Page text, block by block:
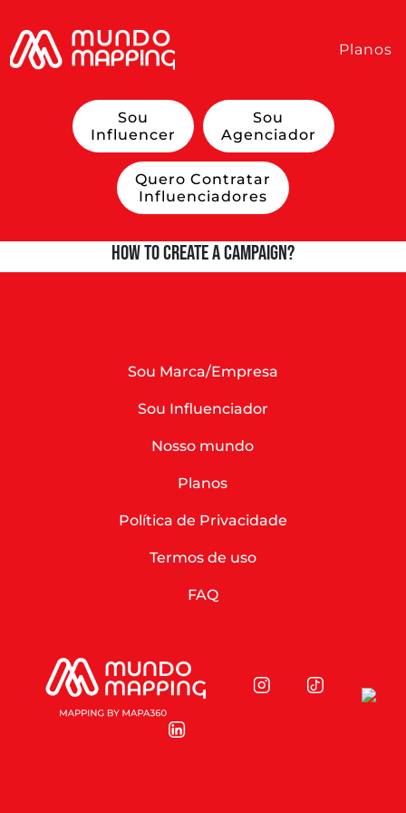
Planos
Sou
Influencer
Sou
Agenciador
Quero Contratar
Influenciadores
How to create a campaign?
Sou Marca/Empresa
Sou Influenciador
Nosso mundo
Planos
Política de Privacidade
Termos de uso
FAQ